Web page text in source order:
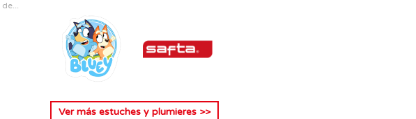
Ver másestuches y plumieres >>